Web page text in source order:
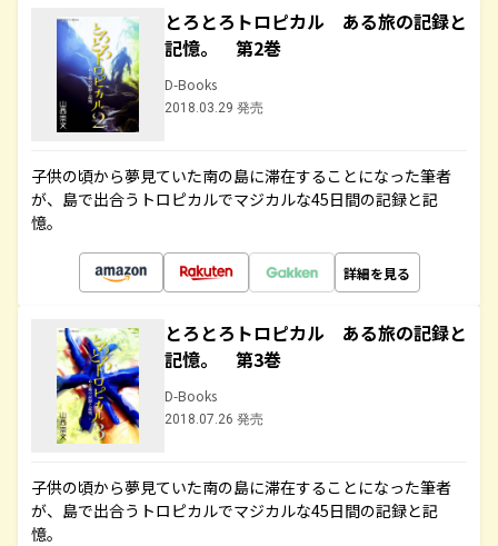
とろとろトロピカル ある旅の記録と
記憶。 第2巻
D-Books
2018.03.29 発売
子供の頃から夢見ていた南の島に滞在することになった筆者
が、島で出合うトロピカルでマジカルな45日間の記録と記
憶。
詳細を見る
とろとろトロピカル ある旅の記録と
記憶。 第3巻
D-Books
2018.07.26 発売
子供の頃から夢見ていた南の島に滞在することになった筆者
が、島で出合うトロピカルでマジカルな45日間の記録と記
憶。